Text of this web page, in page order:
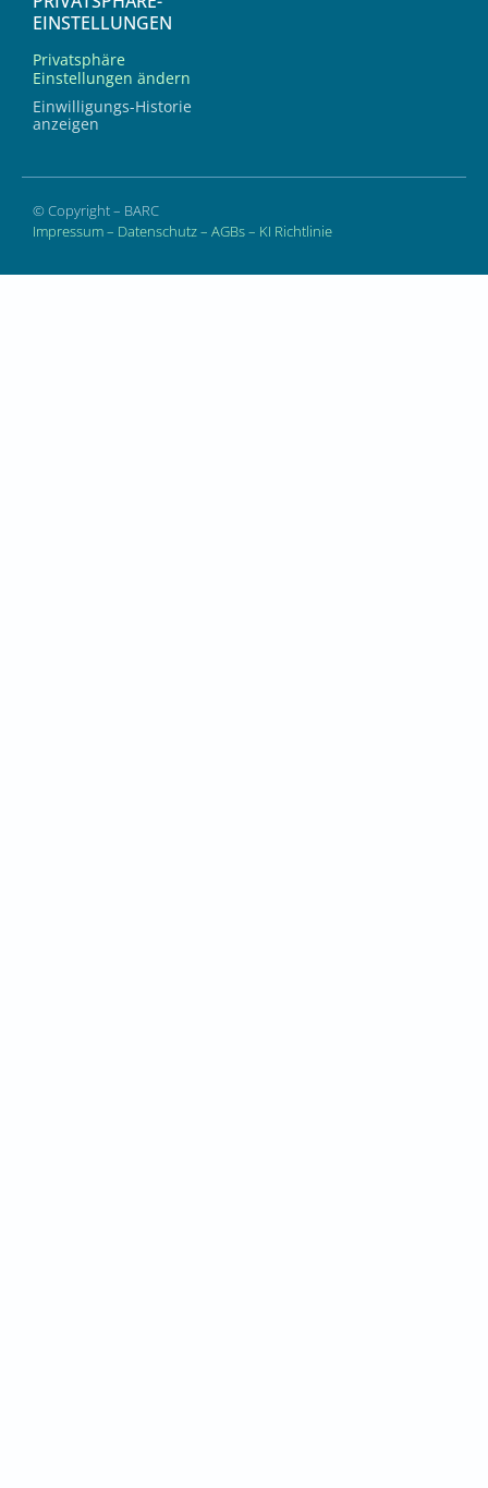
EINSTELLUNGEN
Privatsphäre
Einstellungen ändern
Einwilligungs-Historie
anzeigen
© Copyright – BARC
Impressum– Datenschutz– AGBs– KI Richtlinie